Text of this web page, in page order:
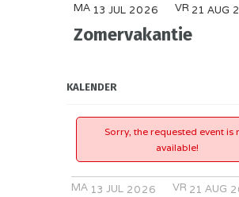
MA 13 JUL 2026 VR 21 AUG
Zomervakantie
KALENDER
Sorry, the requested event is
available!
MA 13 JUL 2026 VR 21 AUG